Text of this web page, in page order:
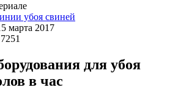
убоя свиней
марта 2017
для убоя
в час